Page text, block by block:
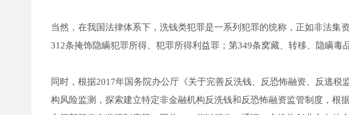
当然，在我国法律体系下，洗钱类犯罪是一系列犯罪的统称，正如非法集
312条掩饰隐瞒犯罪所得、犯罪所得利益罪；第349条窝藏、转移、隐瞒毒
同时，根据2017年国务院办公厅《关于完善反洗钱、反恐怖融资、反逃
构风险监测，探索建立特定非金融机构反洗钱和反恐怖融资监管制度，根